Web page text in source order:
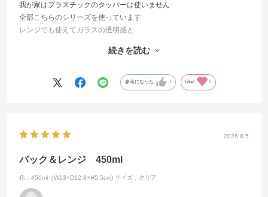
我が家はプラスチックのタッパーは使いません
全部こちらのシリーズを使っています
レンジでも使えてガラスの透明感と
そのまま食卓にも出しています
これからもずっと愛用していきます✨
続きを読む
参考になった 1 Like! 0
2026.8.5
パック＆レンジ 450ml
色：450ml（W13×D12.8×H5.5cm) サイズ：クリア